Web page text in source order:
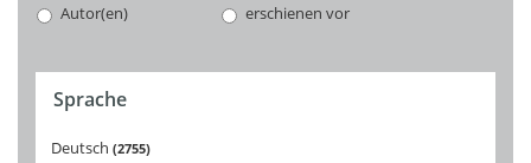
Autor(en)
erschienen vor
Sprache
Deutsch 2755